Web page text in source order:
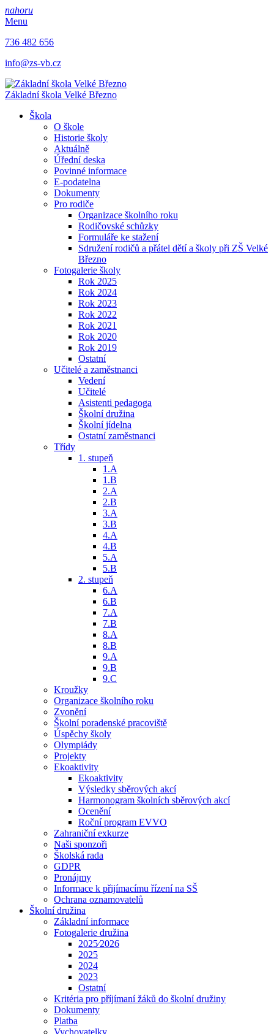
nahoru
Menu
736 482 656
info@zs-vb.cz
Základní škola Velké Březno
Škola
O škole
Historie školy
Aktuálně
Úřední deska
Povinné informace
E-podatelna
Dokumenty
Pro rodiče
Organizace školního roku
Rodičovské schůzky
Formuláře ke stažení
Sdružení rodičů a přátel dětí a školy při ZŠ Velké
Březno
Fotogalerie školy
Rok 2025
Rok 2024
Rok 2023
Rok 2022
Rok 2021
Rok 2020
Rok 2019
Ostatní
Učitelé a zaměstnanci
Vedení
Učitelé
Asistenti pedagoga
Školní družina
Školní jídelna
Ostatní zaměstnanci
Třídy
1. stupeň
1.A
1.B
2.A
2.B
3.A
3.B
4.A
4.B
5.A
5.B
2. stupeň
6.A
6.B
7.A
7.B
8.A
8.B
9.A
9.B
9.C
Kroužky
Organizace školního roku
Zvonění
Školní poradenské pracoviště
Úspěchy školy
Olympiády
Projekty
Ekoaktivity
Ekoaktivity
Výsledky sběrových akcí
Harmonogram školních sběrových akcí
Ocenění
Roční program EVVO
Zahraniční exkurze
Naši sponzoři
Školská rada
GDPR
Pronájmy
Informace k přijímacímu řízení na SŠ
Ochrana oznamovatelů
Školní družina
Základní informace
Fotogalerie družina
2025⁄2026
2025
2024
2023
Ostatní
Kritéria pro příjímaní žáků do školní družiny
Dokumenty
Platba
Vychovatelky